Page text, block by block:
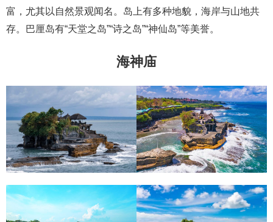
富，尤其以自然景观闻名。岛上有多种地貌，海岸与山地共
存。巴厘岛有“天堂之岛”“诗之岛”“神仙岛”等美誉。
海神庙